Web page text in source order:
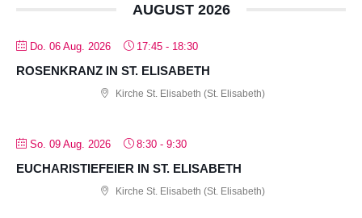
AUGUST 2026
Do. 06 Aug. 2026 17:45 - 18:30
ROSENKRANZ IN ST. ELISABETH
Kirche St. Elisabeth (St. Elisabeth)
So. 09 Aug. 2026 8:30 - 9:30
EUCHARISTIEFEIER IN ST. ELISABETH
Kirche St. Elisabeth (St. Elisabeth)